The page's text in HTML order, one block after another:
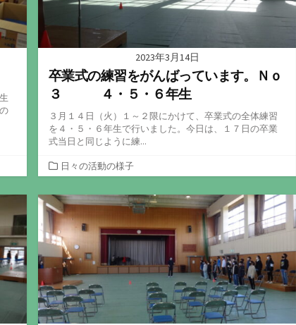
2023年3月14日
卒業式の練習をがんばっています。Ｎｏ
３ ４・５・６年生
３月１４日（火）１～２限にかけて、卒業式の全体練習
を４・５・６年生で行いました。今日は、１７日の卒業
式当日と同じように練...
カ
テ
ゴ
リ
ー
日々の活動の様子